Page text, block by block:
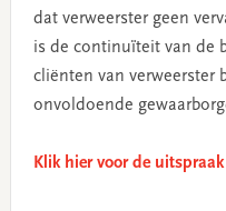
dat verweerster geen
is de continuïteit van de
cliënten van verweerster
onvoldoende
Klik hier voor de uitspraak